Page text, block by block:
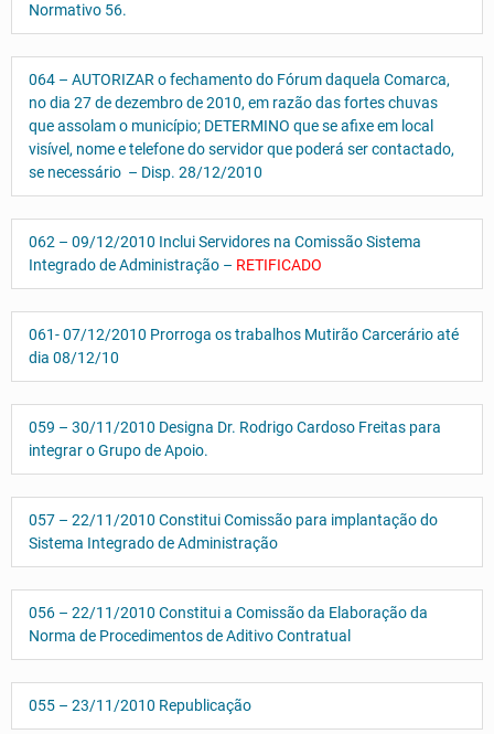
Normativo 56.
064 – AUTORIZAR o fechamento do Fórum daquela Comarca,
no dia 27 de dezembro de 2010, em razão das fortes chuvas
que assolam o município; DETERMINO que se afixe em local
visível, nome e telefone do servidor que poderá ser contactado,
se necessário – Disp. 28/12/2010
062 – 09/12/2010 Inclui Servidores na Comissão Sistema
Integrado de Administração – RETIFICADO
061- 07/12/2010 Prorroga os trabalhos Mutirão Carcerário até
dia 08/12/10
059 – 30/11/2010 Designa Dr. Rodrigo Cardoso Freitas para
integrar o Grupo de Apoio.
057 – 22/11/2010 Constitui Comissão para implantação do
Sistema Integrado de Administração
056 – 22/11/2010 Constitui a Comissão da Elaboração da
Norma de Procedimentos de Aditivo Contratual
055 – 23/11/2010 Republicação